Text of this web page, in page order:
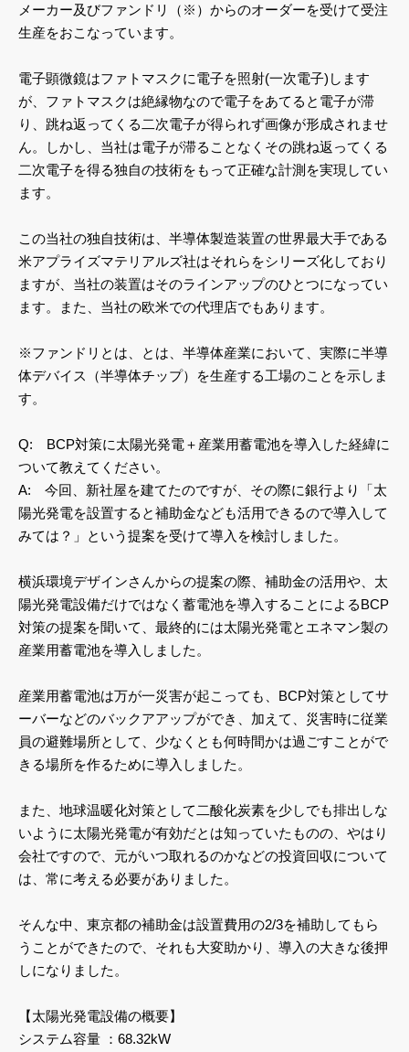
メーカー及びファンドリ（※）からのオーダーを受けて受注
生産をおこなっています。
電子顕微鏡はファトマスクに電子を照射(一次電子)します
が、ファトマスクは絶縁物なので電子をあてると電子が滞
り、跳ね返ってくる二次電子が得られず画像が形成されませ
ん。しかし、当社は電子が滞ることなくその跳ね返ってくる
二次電子を得る独自の技術をもって正確な計測を実現してい
ます。
この当社の独自技術は、半導体製造装置の世界最大手である
米アプライズマテリアルズ社はそれらをシリーズ化しており
ますが、当社の装置はそのラインアップのひとつになってい
ます。また、当社の欧米での代理店でもあります。
※ファンドリとは、とは、半導体産業において、実際に半導
体デバイス（半導体チップ）を生産する工場のことを示しま
す。
Q: BCP対策に太陽光発電＋産業用蓄電池を導入した経緯に
ついて教えてください。
A: 今回、新社屋を建てたのですが、その際に銀行より「太
陽光発電を設置すると補助金なども活用できるので導入して
みては？」という提案を受けて導入を検討しました。
横浜環境デザインさんからの提案の際、補助金の活用や、太
陽光発電設備だけではなく蓄電池を導入することによるBCP
対策の提案を聞いて、最終的には太陽光発電とエネマン製の
産業用蓄電池を導入しました。
産業用蓄電池は万が一災害が起こっても、BCP対策としてサ
ーバーなどのバックアアップができ、加えて、災害時に従業
員の避難場所として、少なくとも何時間かは過ごすことがで
きる場所を作るために導入しました。
また、地球温暖化対策として二酸化炭素を少しでも排出しな
いように太陽光発電が有効だとは知っていたものの、やはり
会社ですので、元がいつ取れるのかなどの投資回収について
は、常に考える必要がありました。
そんな中、東京都の補助金は設置費用の2/3を補助してもら
うことができたので、それも大変助かり、導入の大きな後押
しになりました。
【太陽光発電設備の概要】
システム容量 ：68.32kW